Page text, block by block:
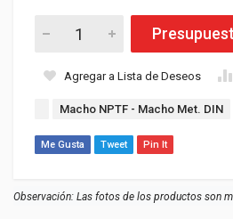
Observación: Las fotos de los productos son
Agregar a Lista de Deseos
Macho NPTF - Macho Met. DIN
Me Gusta Tweet Pin It